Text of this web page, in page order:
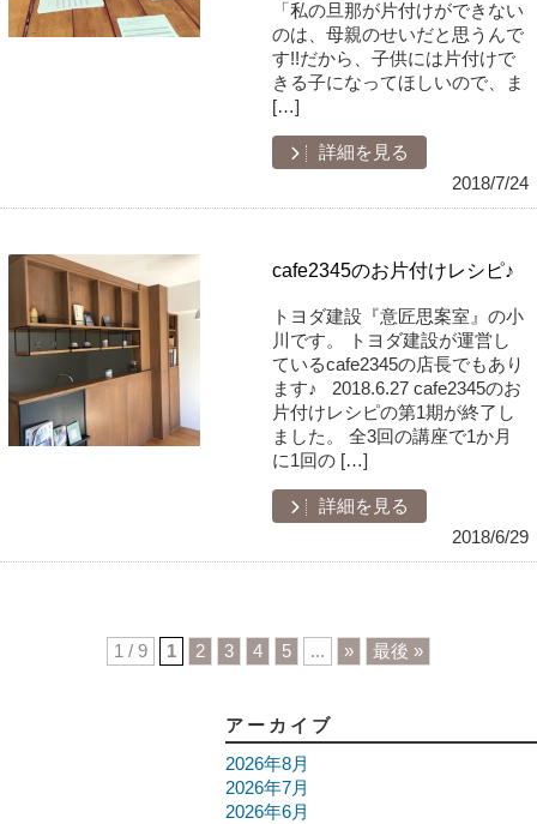
「私の旦那が片付けができない
のは、母親のせいだと思うんで
す!!だから、子供には片付けで
きる子になってほしいので、ま
[…]
詳細を見る
2018/7/24
cafe2345のお片付けレシピ♪
トヨダ建設『意匠思案室』の小
川です。 トヨダ建設が運営し
ているcafe2345の店長でもあり
ます♪ 2018.6.27 cafe2345のお
片付けレシピの第1期が終了し
ました。 全3回の講座で1か月
に1回の […]
詳細を見る
2018/6/29
1 / 9 1 2 3 4 5 ... » 最後 »
アーカイブ
2026年8月
2026年7月
2026年6月